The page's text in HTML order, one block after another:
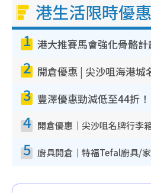
港生活限時優
1
2
3
4
5